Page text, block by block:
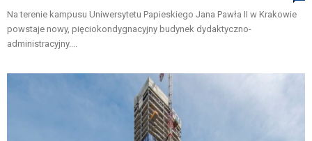
Na terenie kampusu Uniwersytetu Papieskiego Jana Pawła II w Krakowie
powstaje nowy, pięciokondygnacyjny budynek dydaktyczno-
administracyjny....